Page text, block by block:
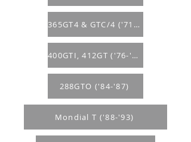
365GT4 & GTC/4 ('71-'76)
400GTI, 412GT ('76-'89)
288GTO ('84-'87)
Mondial T ('88-'93)